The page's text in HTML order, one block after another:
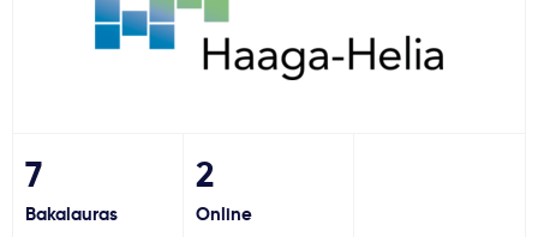
Kaip įstoti?
7
Bakalauras
2
Online